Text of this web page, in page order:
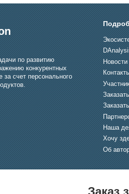
по развитию
конкурентных
за счет персонального
Новости
Наша
Хочу
Об
Заказ